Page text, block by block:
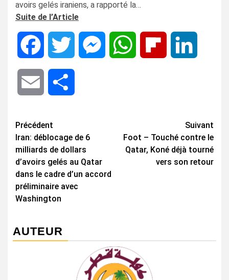
avoirs gelés iraniens, a rapporté la…
Suite de l’Article
Facebook Twitter MessengerWhatsApp Flipboard
Email
Navigation
d’article
Précédent
Iran: déblocage de 6
milliards de dollars
d’avoirs gelés au Qatar
dans le cadre d’un accord
préliminaire avec
Washington
Suivant
Foot – Touché contre le
Qatar, Koné déjà tourné
vers son retour
AUTEUR